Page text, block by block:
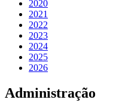
2020
2021
2022
2023
2024
2025
2026
Administração